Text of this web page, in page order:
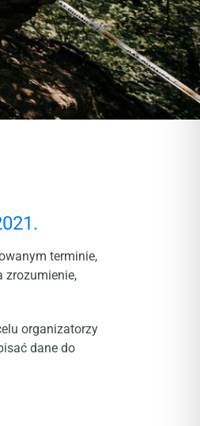
terminie,
zrozumienie,
organizatorzy
dane do